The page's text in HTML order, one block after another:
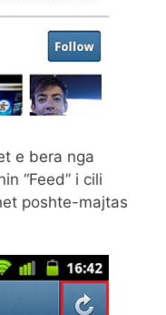
e bera nga
“Feed” i cili
poshte-majtas